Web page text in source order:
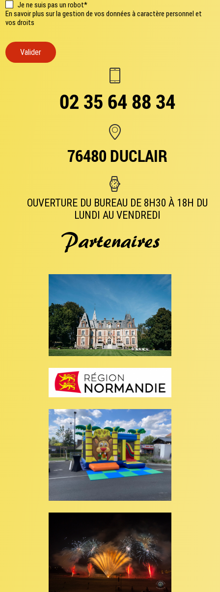
Je ne suis pas un robot*
En savoir plus sur la gestion de vos données à caractère personnel et
vos droits
Valider
02 35 64 88 34
76480 DUCLAIR
OUVERTURE DU BUREAU DE 8H30 À 18H DU
LUNDI AU VENDREDI
Partenaires